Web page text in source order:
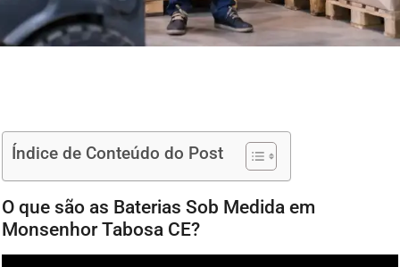
Índice de Conteúdo do Post
O que são as Baterias Sob Medida em
Monsenhor Tabosa CE?